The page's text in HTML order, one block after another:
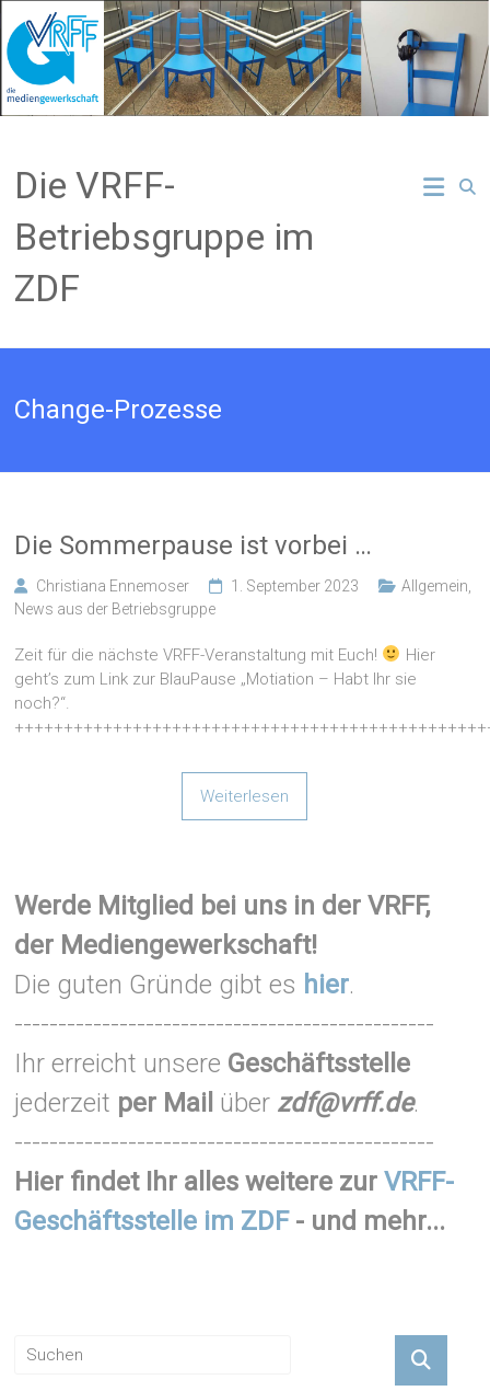
Inhalt
springen
Die VRFF-
Betriebsgruppe im
ZDF
Change-Prozesse
Die Sommerpause ist vorbei …
Christiana Ennemoser 1. September 2023 Allgemein
News aus der Betriebsgruppe
Zeit für die nächste VRFF-Veranstaltung mit Euch!
Hier
geht’s zum Link zur BlauPause „Motiation – Habt Ihr sie
noch?“.
Weiterlesen
Werde Mitglied bei uns in der VRFF,
der Mediengewerkschaft!
Die guten Gründe gibt es hier.
------------------------------------------------
Ihr erreicht unsere Geschäftsstelle
jederzeit per Mail über zdf@vrff.de.
------------------------------------------------
Hier findet Ihr alles weitere zurVRFF-
Geschäftsstelle im ZDF- und mehr...